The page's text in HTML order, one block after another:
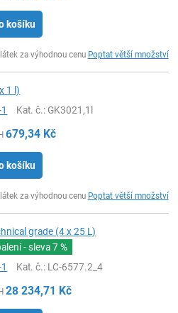
košíku
za výhodnou cenu Poptat větší množství
1 l)
Kat. č.: GK3021,1l
679,34 Kč
košíku
za výhodnou cenu Poptat větší množství
grade (4 x 25 L)
- sleva7 %
Kat. č.: LC-6577.2_4
28 234,71 Kč